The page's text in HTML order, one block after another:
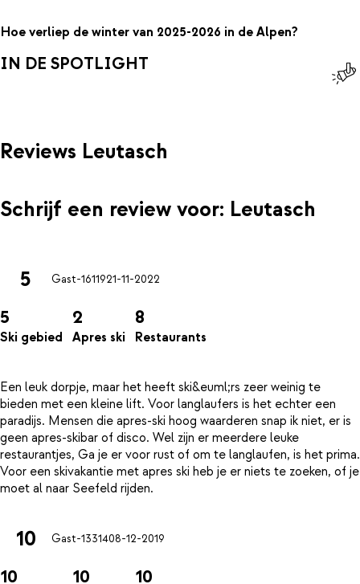
Hoe verliep de winter van 2025-2026 in de Alpen?
IN DE SPOTLIGHT
Reviews Leutasch
Schrijf een review voor: Leutasch
5 Gast-1611921-11-2022
5
Ski gebied
2
Apres ski
8
Restaurants
Een leuk dorpje, maar het heeft ski&euml;rs zeer weinig te
bieden met een kleine lift. Voor langlaufers is het echter een
paradijs. Mensen die apres-ski hoog waarderen snap ik niet, er is
geen apres-skibar of disco. Wel zijn er meerdere leuke
restaurantjes, Ga je er voor rust of om te langlaufen, is het prima.
Voor een skivakantie met apres ski heb je er niets te zoeken, of je
10 Gast-1331408-12-2019
10 10 10